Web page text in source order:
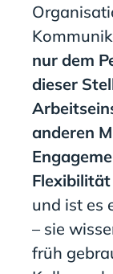
Organisat
nur dem
dieser
anderen
und ist es
– sie
früh